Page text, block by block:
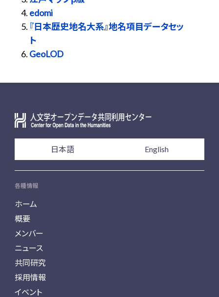
edomi
『日本歴史地名大系』地名項目データセッ
ト
GeoLOD
日本語 English
各種情報
ホーム
概要
メンバー
ニュース
共同研究
採用情報
イベント